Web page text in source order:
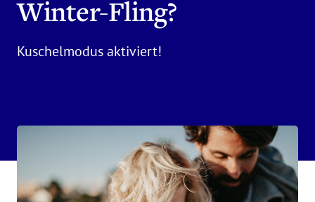
Winter-Fling?
Kuschelmodus aktiviert!